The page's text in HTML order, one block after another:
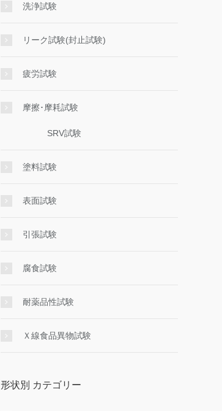
洗浄試験
リーク試験(封止試験)
疲労試験
摩擦･摩耗試験
SRV試験
塗料試験
表面試験
引張試験
腐食試験
耐薬品性試験
Ｘ線食品異物試験
形状別 カテゴリー